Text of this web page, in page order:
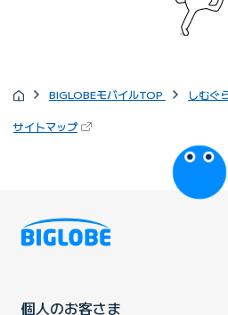
BIGLOBEモバイルTOP しむぐ
サイトマップ
個人のお客さま